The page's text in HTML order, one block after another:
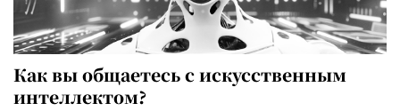
Как вы общаетесь с искусственным
интеллектом?